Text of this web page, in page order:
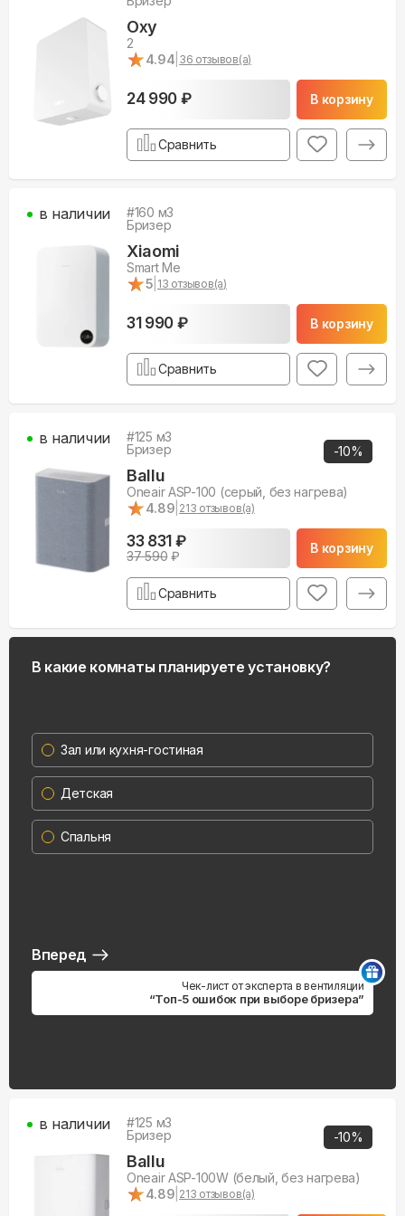
Oxy
2
★
★4.94 36 отзывов(а)
24 990 ₽ В корзину
Сравнить
#160 м3
Бризер
Xiaomi
Smart Me
★
★5 13 отзывов(а)
31 990 ₽ В корзину
в наличии
Сравнить
-10%
#125 м3
Бризер
Ballu
Oneair ASP-100 (серый, без нагрева)
★
★4.89 213 отзывов(а)
33 831 ₽
37 590₽
В корзину
в наличии
Сравнить
-10%
#125 м3
Бризер
Ballu
Oneair ASP-100W (белый, без нагрева)
★
★4.89 213 отзывов(а)
в наличии
В какие комнаты планируете установку?
Зал или кухня-гостиная
Детская
Спальня
Вперед
Чек-лист от эксперта в вентиляции
“Топ-5 ошибок при выборе бризера”